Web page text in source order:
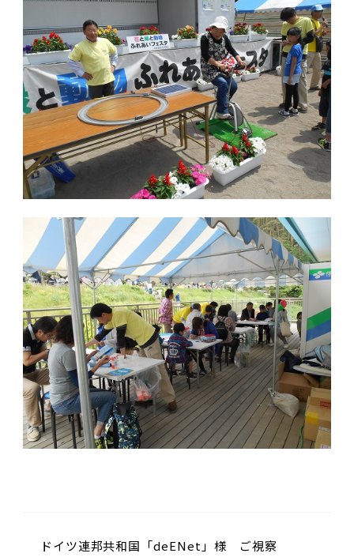
ドイツ連邦共和国「deENet」様 ご視察